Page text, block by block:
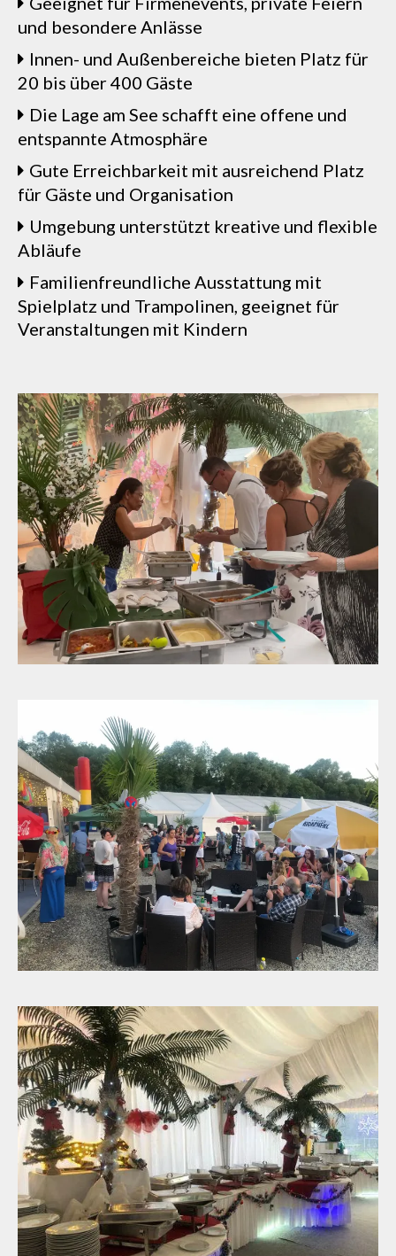
und besondere Anlässe
Innen- und Außenbereiche bieten Platz für
20 bis über 400 Gäste
Die Lage am See schafft eine offene und
entspannte Atmosphäre
Gute Erreichbarkeit mit ausreichend Platz
für Gäste und Organisation
Umgebung unterstützt kreative und flexible
Abläufe
Familienfreundliche Ausstattung mit
Spielplatz und Trampolinen, geeignet für
Veranstaltungen mit Kindern